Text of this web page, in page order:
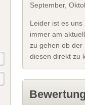
September,
Leider ist es
immer am
zu gehen ob der
diesen direkt zu
Bewertung